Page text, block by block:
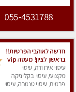
055-4531788
חדשה לאוהבי הפרטיות!!
בראשון לציון! מעסה vip
מפנקת בקליניקה פרטית
לחלוטין!!! לבד! לרציניים
בלבד! מומלץ!
עיסוי אירוודה, עיסוי
מקצועי, עיסוי בקליניקה
פרטית, עיסוי טנטרה, עיסוי